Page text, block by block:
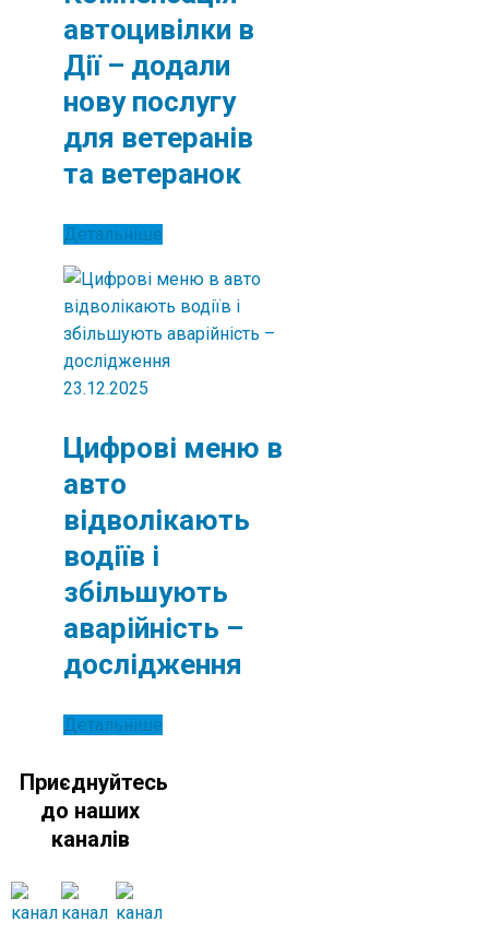
автоцивілки в
Дії – додали
нову послугу
для ветеранів
та ветеранок
Детальніше
23.12.2025
Цифрові меню в
авто
відволікають
водіїв і
збільшують
аварійність –
дослідження
Детальніше
Приєднуйтесь
до наших
каналів